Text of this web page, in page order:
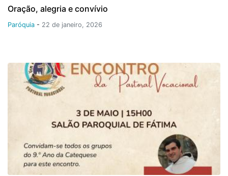
Oração, alegria e convívio
Paróquia - 22 de janeiro, 2026